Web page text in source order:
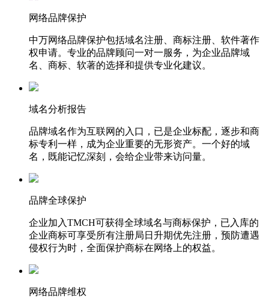
网络品牌保护
中万网络品牌保护包括域名注册、商标注册、软件著作
权申请。专业的品牌顾问一对一服务，为企业品牌域
名、商标、软著的选择和提供专业化建议。
域名分析报告
品牌域名作为互联网的入口，已是企业标配，逐步和商
标专利一样，成为企业重要的无形资产。一个好的域
名，既能记忆深刻，会给企业带来访问量。
品牌全球保护
企业加入TMCH可获得全球域名与商标保护，已入库的
企业商标可享受所有注册局日升期优先注册，预防遭遇
侵权行为时，全面保护商标在网络上的权益。
网络品牌维权